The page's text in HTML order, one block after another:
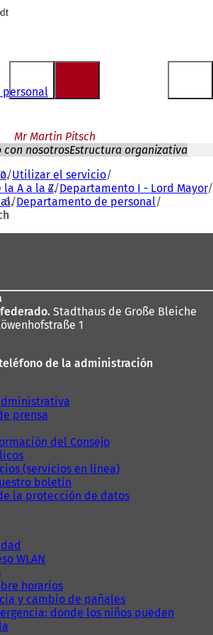
personal
Mr Martin Pitsch
con nosotrosEstructura organizativa
Utilizar el servicio
A a la Z Departamento I - Lord Mayor
Departamento de personal
Stadthaus de Große Bleiche
1
de la administración
prensa
del Consejo
(servicios en línea)
boletín
la protección de datos
WLAN
horarios
y cambio de pañales
donde los niños pueden